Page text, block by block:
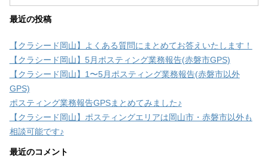
最近の投稿
【クラシード岡山】よくある質問にまとめてお答えいたします！
【クラシード岡山】5月ポスティング業務報告(赤磐市GPS)
【クラシード岡山】1〜5月ポスティング業務報告(赤磐市以外
GPS)
ポスティング業務報告GPSまとめてみました♪
【クラシード岡山】ポスティングエリアは岡山市・赤磐市以外も
相談可能です♪
最近のコメント